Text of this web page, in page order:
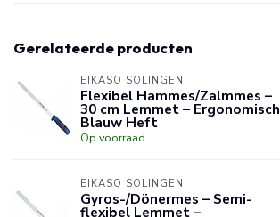
Gerelateerde producten
EIKASO SOLINGEN
Flexibel Hammes/Zalmmes –
30 cm Lemmet – Ergonomisch
Blauw Heft
Op voorraad
EIKASO SOLINGEN
Gyros-/Dönermes – Semi-
flexibel Lemmet –